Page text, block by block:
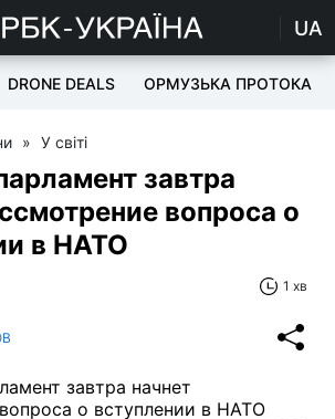
UA
DRONE DEALS ОРМУЗЬКА ПРОТОКА
» У світі
завтра
вопроса о
в НАТО
1 хв